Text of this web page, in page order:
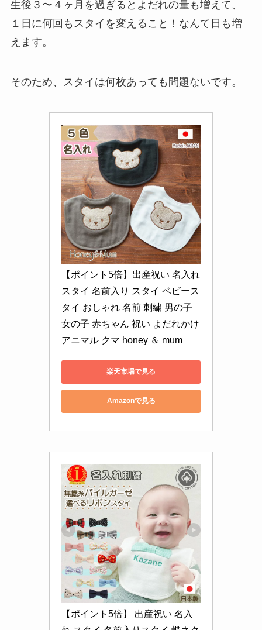
生後３〜４ヶ月を過ぎるとよだれの量も増えて、
１日に何回もスタイを変えること！なんて日も増
えます。
そのため、スタイは何枚あっても問題ないです。
【ポイント5倍】出産祝い 名入れ
スタイ 名前入り スタイ ベビース
タイ おしゃれ 名前 刺繍 男の子
女の子 赤ちゃん 祝い よだれかけ
アニマル クマ honey ＆ mum
楽天市場で見る
Amazonで見る
【ポイント5倍】 出産祝い 名入